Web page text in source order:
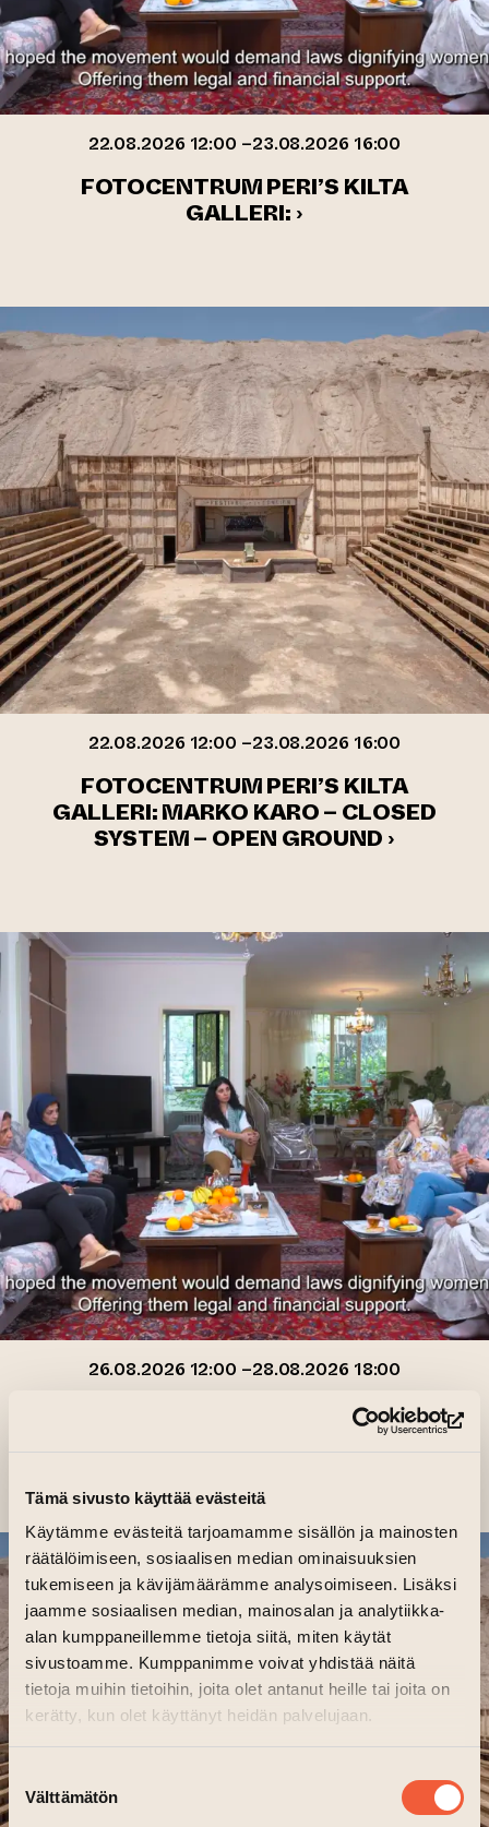
Tämä sivusto käyttää evästeitä
Käytämme evästeitä tarjoamamme sisällön ja mainosten
räätälöimiseen, sosiaalisen median ominaisuuksien
tukemiseen ja kävijämäärämme analysoimiseen. Lisäksi
jaamme sosiaalisen median, mainosalan ja analytiikka-
alan kumppaneillemme tietoja siitä, miten käytät
sivustoamme. Kumppanimme voivat yhdistää näitä
tietoja muihin tietoihin, joita olet antanut heille tai joita on
kerätty, kun olet käyttänyt heidän palvelujaan.
Suostumuksen
valinta
Välttämätön
22.08.2026 12:00 –23.08.2026 16:00
FOTOCENTRUM PERI’S KILTA
GALLERI: ›
22.08.2026 12:00 –23.08.2026 16:00
FOTOCENTRUM PERI’S KILTA
GALLERI: MARKO KARO – CLOSED
SYSTEM – OPEN GROUND ›
26.08.2026 12:00 –28.08.2026 18:00
FOTOCENTRUM PERI’S KILTA